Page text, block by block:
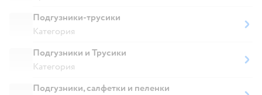
Подгузники-трусики
Категория
Подгузники и Трусики
Категория
Подгузники, салфетки и пеленки